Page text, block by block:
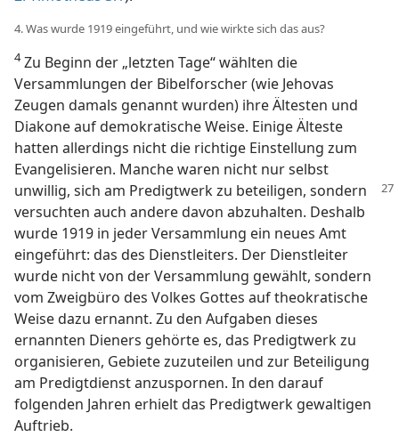
4. Was wurde 1919 eingeführt, und wie wirkte sich das aus?
4Zu Beginn der „letzten Tage“ wählten die
Versammlungen der Bibelforscher (wie Jehovas
Zeugen damals genannt wurden) ihre Ältesten und
Diakone auf demokratische Weise. Einige Älteste
hatten allerdings nicht die richtige Einstellung zum
Evangelisieren. Manche waren nicht nur selbst
unwillig, sich am Predigtwerkzu beteiligen, sondern
versuchten auch andere davon abzuhalten. Deshalb
wurde 1919 in jeder Versammlung ein neues Amt
eingeführt: das des Dienstleiters. Der Dienstleiter
wurde nicht von der Versammlung gewählt, sondern
vom Zweigbüro des Volkes Gottes auf theokratische
Weise dazu ernannt. Zu den Aufgaben dieses
ernannten Dieners gehörte es, das Predigtwerk zu
organisieren, Gebiete zuzuteilen und zur Beteiligung
am Predigtdienst anzuspornen. In den darauf
folgenden Jahren erhielt das Predigtwerk gewaltigen
Auftrieb.